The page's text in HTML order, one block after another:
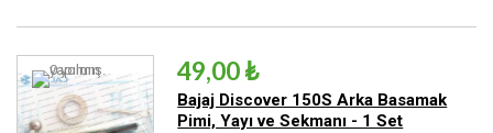
49,00 ₺
Bajaj Discover 150S Arka Basamak
Pimi, Yayı ve Sekmanı - 1 Set